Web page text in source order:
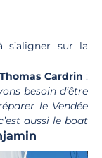
s’aligner sur la
Thomas Cardrin :
besoin d’être
le Vendée
aussi le boat